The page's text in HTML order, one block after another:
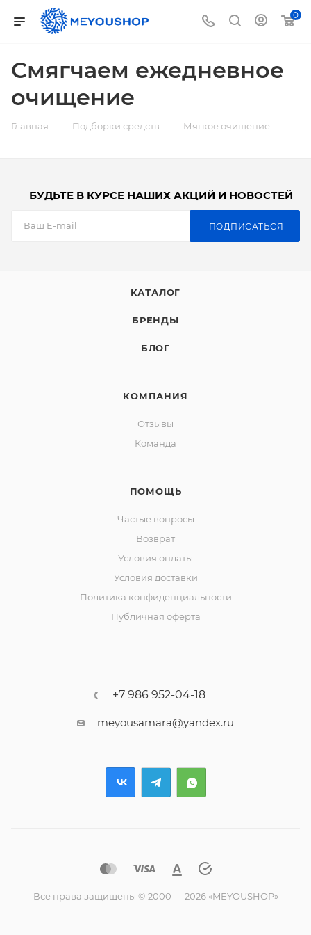
0
Смягчаем ежедневное
очищение
Главная — Подборки средств — Мягкое очищение
БУДЬТЕ В КУРСЕ НАШИХ АКЦИЙ И НОВОСТЕЙ
ПОДПИСАТЬСЯ
КАТАЛОГ
БРЕНДЫ
БЛОГ
КОМПАНИЯ
Отзывы
Команда
ПОМОЩЬ
Частые вопросы
Возврат
Условия оплаты
Условия доставки
Политика конфиденциальности
Публичная оферта
+7 986 952-04-18
meyousamara@yandex.ru
Все права защищены © 2000 — 2026 «MEYOUSHOP»